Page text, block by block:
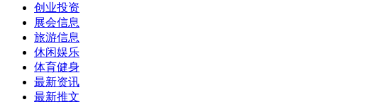
创业投资
展会信息
旅游信息
休闲娱乐
体育健身
最新资讯
最新推文